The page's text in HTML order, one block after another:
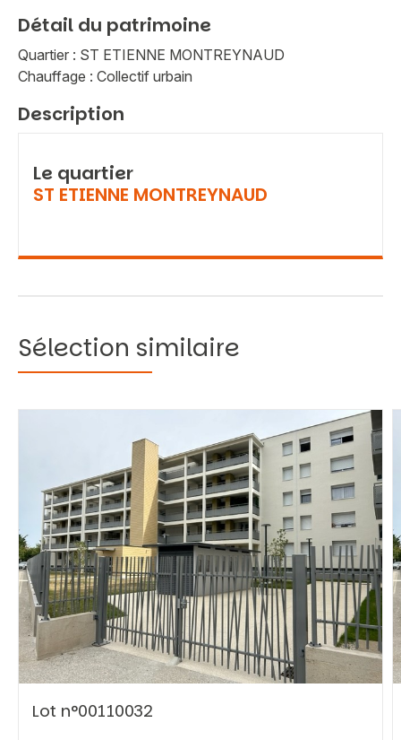
Vous recherchez&nbsp;:
Rechercher
Détail du patrimoine
Quartier : ST ETIENNE MONTREYNAUD
Chauffage : Collectif urbain
Description
Le quartier
ST ETIENNE MONTREYNAUD
Sélection similaire
Lot n°00110032